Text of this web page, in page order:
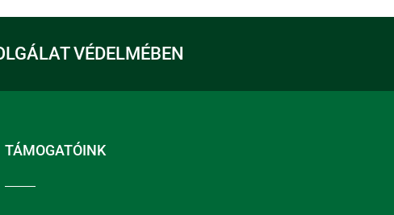
VÉDELMÉBEN
TÁMOGATÓINK